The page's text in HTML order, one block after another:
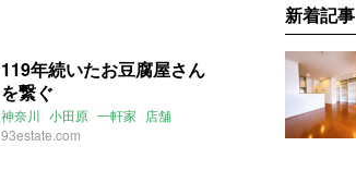
119年続いたお豆腐屋さん
を繋ぐ
神奈川 小田原 一軒家
店舗
93estate.com
新着記事